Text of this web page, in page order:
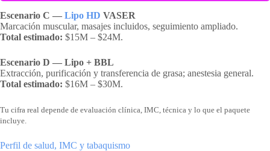
Escenario C — Lipo HD VASER
Marcación muscular, masajes incluidos, seguimiento ampliado.
Total estimado: $15M – $24M.
Escenario D — Lipo + BBL
Extracción, purificación y transferencia de grasa; anestesia general.
Total estimado: $16M – $30M.
Tu cifra real depende de evaluación clínica, IMC, técnica y lo que el paquete
incluye.
Perfil de salud, IMC y tabaquismo